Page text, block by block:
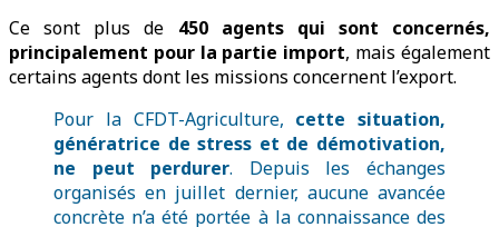
Ce sont plus de 450 agents qui sont concernés,
principalement pour la partie import, mais également
certains agents dont les missions concernent l’export.
Pour la CFDT-Agriculture, cette situation,
génératrice de stress et de démotivation,
ne peut perdurer. Depuis les échanges
organisés en juillet dernier, aucune avancée
concrète n’a été portée à la connaissance des